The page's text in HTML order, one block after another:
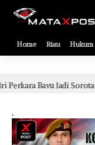
Home Riau Hukum
2 hari lalu
.